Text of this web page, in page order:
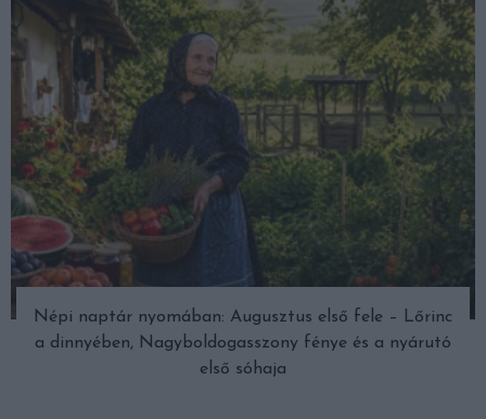
Népi naptár nyomában: Augusztus első fele – Lőrinc
a dinnyében, Nagyboldogasszony fénye és a nyárutó
első sóhaja